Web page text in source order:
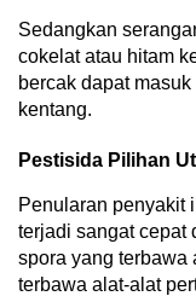
Sedangkan
cokelat atau hitam
bercak dapat
kentang.
Pestisida Pilihan
Penularan penyakit
terjadi sangat cepat
spora yang terbawa
terbawa alat-alat